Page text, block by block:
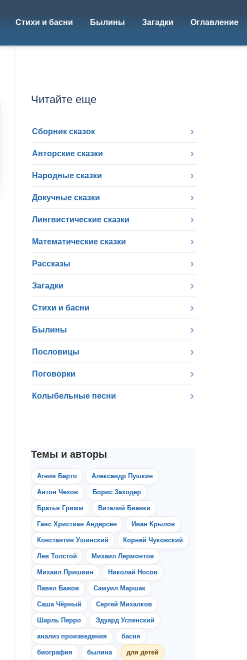
Стихи и басни Былины Загадки Оглавление
Читайте еще
Сборник сказок
Авторские сказки
Народные сказки
Докучные сказки
Лингвистические сказки
Математические сказки
Рассказы
Загадки
Стихи и басни
Былины
Пословицы
Поговорки
Колыбельные песни
Агния Барто Александр Пушкин
Антон Чехов Борис Заходер
Братья Гримм Виталий Бианки
Ганс Христиан Андерсен Иван Крылов
Константин Ушинский Корней Чуковский
Лев Толстой Михаил Лермонтов
Михаил Пришвин Николай Носов
Павел Бажов Самуил Маршак
Саша Чёрный Сергей Михалков
Шарль Перро Эдуард Успенский
анализ произведения басня
биография былина для детей